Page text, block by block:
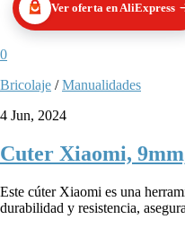
Ver oferta en AliExpress
0
Bricolaje /Manualidades
4 Jun, 2024
Cuter Xiaomi,
Este cúter Xiaomi es una
durabilidad y resistencia,